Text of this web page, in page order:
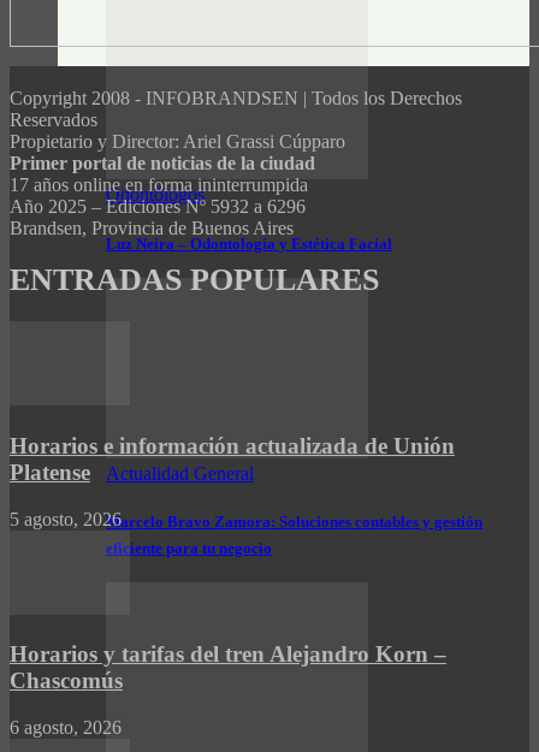
Odontólogos
Luz Neira – Odontología y Estética Facial
Actualidad General
Marcelo Bravo Zamora: Soluciones contables y gestión
eficiente para tu negocio
Copyright 2008 - INFOBRANDSEN | Todos los Derechos
Reservados
Propietario y Director: Ariel Grassi Cúpparo
Primer portal de noticias de la ciudad
17 años online en forma ininterrumpida
Año 2025 – Ediciones Nº 5932 a 6296
Brandsen, Provincia de Buenos Aires
ENTRADAS POPULARES
Horarios e información actualizada de Unión
Platense
5 agosto, 2026
Horarios y tarifas del tren Alejandro Korn –
Chascomús
6 agosto, 2026